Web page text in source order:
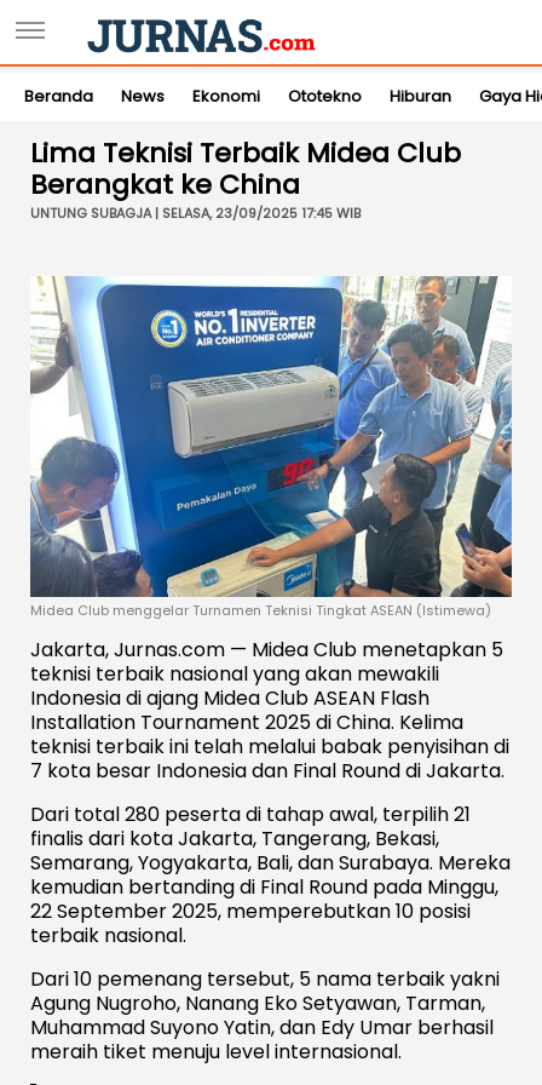
Beranda News Ekonomi Ototekno Hiburan Gaya
Lima Teknisi Terbaik Midea Club
Berangkat ke China
UNTUNG SUBAGJA | SELASA, 23/09/2025 17:45 WIB
Midea Club menggelar Turnamen Teknisi Tingkat ASEAN (Istimewa)
Jakarta, Jurnas.com — Midea Club menetapkan 5
teknisi terbaik nasional yang akan mewakili
Indonesia di ajang Midea Club ASEAN Flash
Installation Tournament 2025 di China. Kelima
teknisi terbaik ini telah melalui babak penyisihan di
7 kota besar Indonesia dan Final Round di Jakarta.
Dari total 280 peserta di tahap awal, terpilih 21
finalis dari kota Jakarta, Tangerang, Bekasi,
Semarang, Yogyakarta, Bali, dan Surabaya. Mereka
kemudian bertanding di Final Round pada Minggu,
22 September 2025, memperebutkan 10 posisi
terbaik nasional.
Dari 10 pemenang tersebut, 5 nama terbaik yakni
Agung Nugroho, Nanang Eko Setyawan, Tarman,
Muhammad Suyono Yatin, dan Edy Umar berhasil
meraih tiket menuju level internasional.